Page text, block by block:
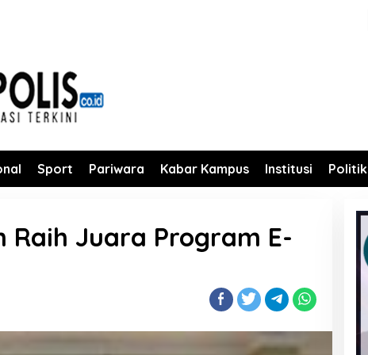
Sport Pariwara Kabar Kampus Institusi Politik
Raih Juara Program E-